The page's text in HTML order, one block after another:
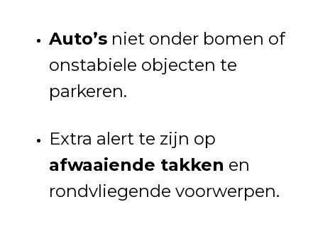
Auto’sniet onder bomen of
onstabiele objecten te
parkeren.
Extra alert te zijn op
afwaaiende takken en
rondvliegende voorwerpen.